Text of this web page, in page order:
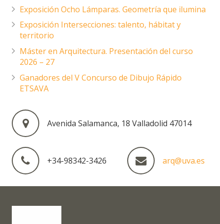
Exposición Ocho Lámparas. Geometría que ilumina
Exposición Intersecciones: talento, hábitat y
territorio
Máster en Arquitectura. Presentación del curso
2026 – 27
Ganadores del V Concurso de Dibujo Rápido
ETSAVA
Avenida Salamanca, 18 Valladolid 47014
+34-98342-3426 arq@uva.es